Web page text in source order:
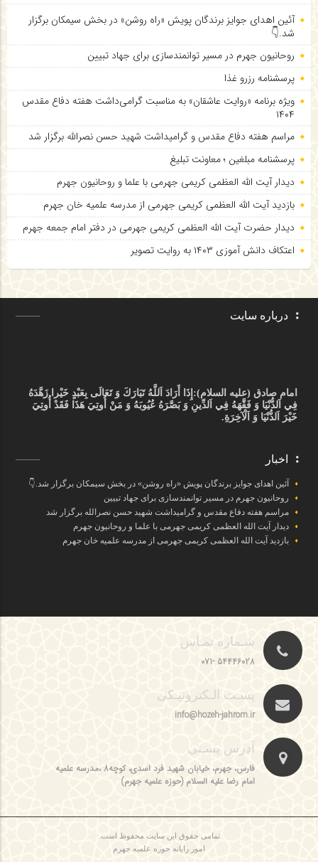
آئین اهدای جوایز برندگان پویش «راه روشن» در بخش سیمکان برگزار
شد.👇
روحانیون جهرم در مسیر توانمندسازی برای جهاد تبیین
پرسشنامه رزرو غذا
ویژه برنامه «روایت عاشقان» به مناسبت گرامی‌داشت هفته دفاع مقدس
۱۴۰۴
مراسم هفته دفاع مقدس و گرامیداشت شهید حسن نصرالله برگزار شد
پرسشنامه مبلغین ؛ معاونت تبلیغ
دیدار آیت الله العظمی کریمی جهرمی با علما و روحانیون جهرم
بازدید آیت الله العظمی کریمی جهرمی از مدرسه علمیه خان جهرم
دیدار حضرت آیت الله العظمی کریمی جهرمی در دفتر امام جمعه جهرم
اعتکاف دانش آموزی ۱۴۰۳ به روایت تصویر
درباره سایت
امام صادق (علیه السلام): إِذَا أَرَادَ اَللَّهُ تَبَارَكَ وَ تَعَالَى بِعَبْدٍ خَيْرا زَهَّدَهُ
فِي اَلدُّنْيَا وَ فَقَّهَهُ فِي اَلدِّينِ وَ بَصَّرَهُ عُيُوبَهُ وَ مَنْ أُوتِيَ هَذَا فَقَدْ أُوتِيَ
خَيْرَ اَلدُّنْيَا وَ اَلْآخِرَةِ.
اخبار
آئین اهدای جوایز برندگان پویش «راه روشن» در بخش سیمکان برگزار شد.👇
روحانیون جهرم در مسیر توانمندسازی برای جهاد تبیین
مراسم هفته دفاع مقدس و گرامیداشت شهید حسن نصرالله برگزار شد
دیدار آیت الله العظمی کریمی جهرمی با علما و روحانیون جهرم
بازدید آیت الله العظمی کریمی جهرمی از مدرسه علمیه خان جهرم
شـماره تمـاس
54446028 -071
پسـت الـکترونیـکی
info@hozeh-jahrom.ir
آدرس پسـتی
فارس، جهرم، خیابان شهید فرد اسدی، کوچه8 ،مدرسه علمیه
امام رضا علیه السلام (حوزه علمیه جهرم)
تمامی حقوق این سایت محفوظ است.
امور رایانه حوزه علمیه جهرم